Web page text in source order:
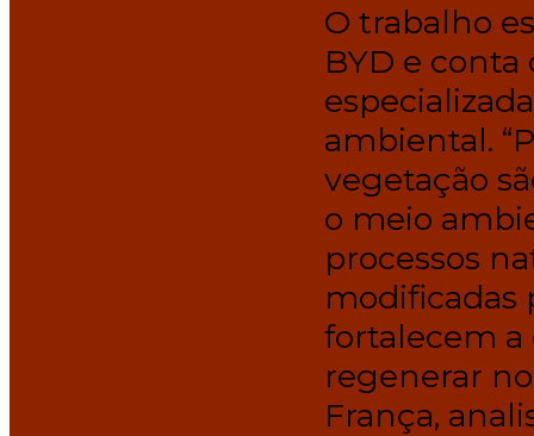
O trabalho
BYD e
ambiental.
vegetação
o meio
processos
modificadas
fortalecem a
regenerar
França,